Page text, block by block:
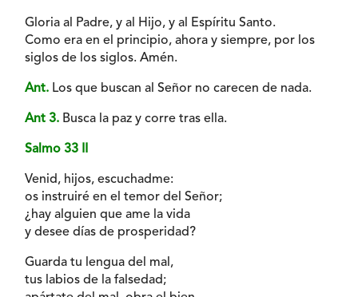
Gloria al Padre, y al Hijo, y al Espíritu Santo.
Como era en el principio, ahora y siempre, por los
siglos de los siglos. Amén.
Ant. Los que buscan al Señor no carecen de nada.
Ant 3. Busca la paz y corre tras ella.
Salmo 33 II
Venid, hijos, escuchadme:
os instruiré en el temor del Señor;
¿hay alguien que ame la vida
y desee días de prosperidad?
Guarda tu lengua del mal,
tus labios de la falsedad;